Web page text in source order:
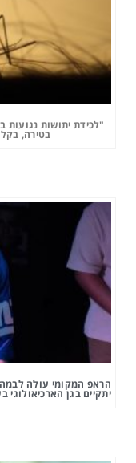
"לכידת יתושות נגועות
בטירה,
הראפ המקומי עולה
יתקיים בגן הארכיאולוגי